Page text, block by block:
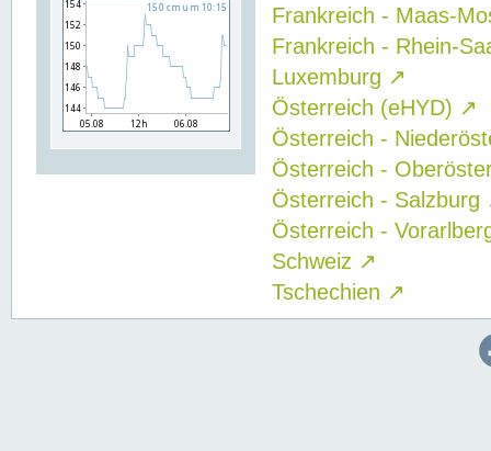
Frankreich - Maas-
Frankreich - Rhein-
Luxemburg ↗
Österreich (eHYD) ↗
Österreich -
Österreich -
Österreich - Salzburg
Österreich -
Schweiz ↗
Tschechien ↗